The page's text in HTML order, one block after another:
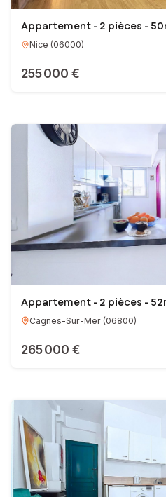
Your SAFTI real estate advisor
casa, um apartamento ou um terreno !
Serei o seu contacto privilegiado
assinatura no notário. Tem assim a
apoiado na venda ou compra do seu
Não hesite mais e contacte-me !
O seu consultor imobiliário SAFTI
EI - Agent commercial - 893 420 612
Appartement - 2 pièces -
Nice (06000)
255 000 €
Appartement - 2 pièces -
Cagnes-Sur-Mer (06800)
265 000 €